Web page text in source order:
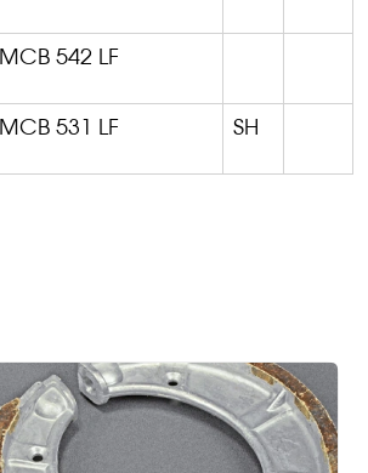
MCB 542 LF
MCB 531 LF SH